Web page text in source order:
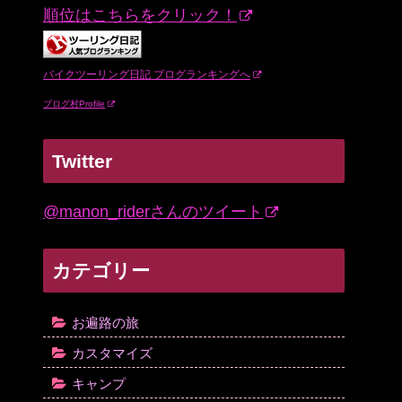
順位はこちらをクリック！
バイクツーリング日記 ブログランキングへ
ブログ村Profile
Twitter
@manon_riderさんのツイート
カテゴリー
お遍路の旅
カスタマイズ
キャンプ